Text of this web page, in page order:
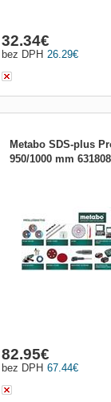
26.29€
bez DPH
32.34€
Metabo SDS-plus
950/1000 mm
67.44€
bez DPH
82.95€